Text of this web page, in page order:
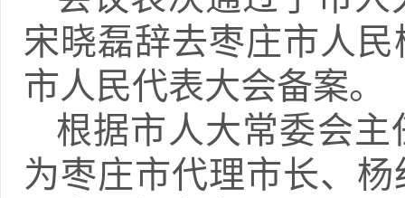
宋晓磊辞去枣庄市人
市人民代表大会备案。
根据市人大常委会
为枣庄市代理市长、